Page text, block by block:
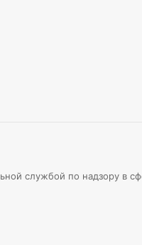
службой по надзору в